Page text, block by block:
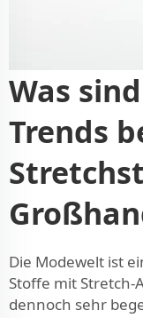
Was
Trends
Die Modewelt ist
Stoffe mit
dennoch sehr